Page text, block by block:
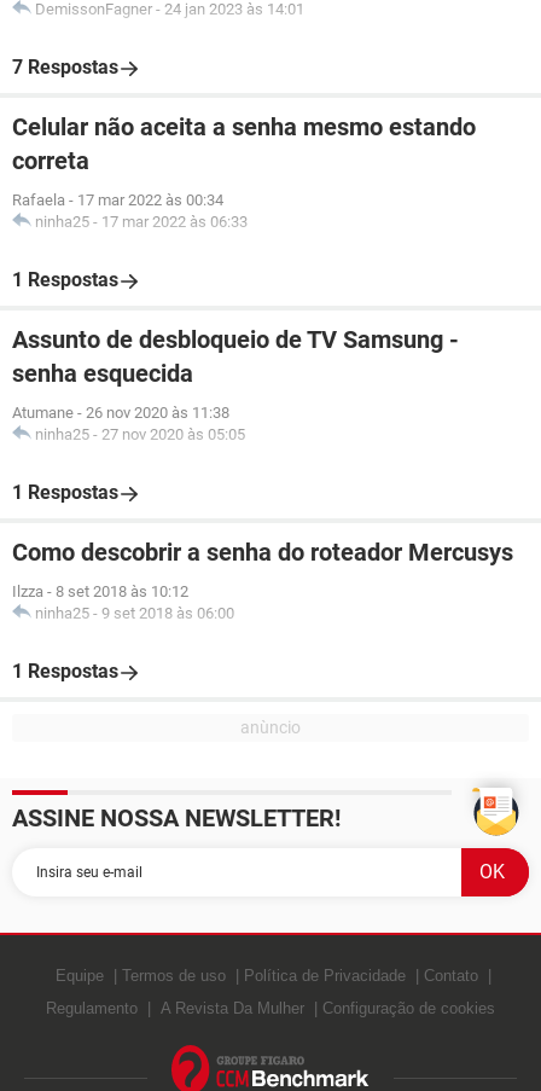
DemissonFagner - 24 jan 2023 às 14:01
7 Respostas
Celular não aceita a senha mesmo estando
correta
Rafaela - 17 mar 2022 às 00:34
ninha25 - 17 mar 2022 às 06:33
1 Respostas
Assunto de desbloqueio de TV Samsung -
senha esquecida
Atumane - 26 nov 2020 às 11:38
ninha25 - 27 nov 2020 às 05:05
1 Respostas
Como descobrir a senha do roteador Mercusys
Ilzza - 8 set 2018 às 10:12
ninha25 - 9 set 2018 às 06:00
1 Respostas
ASSINE NOSSA NEWSLETTER!
Equipe Termos de uso Política de Privacidade
Contato
Regulamento
A Revista Da Mulher Configuração de cookies